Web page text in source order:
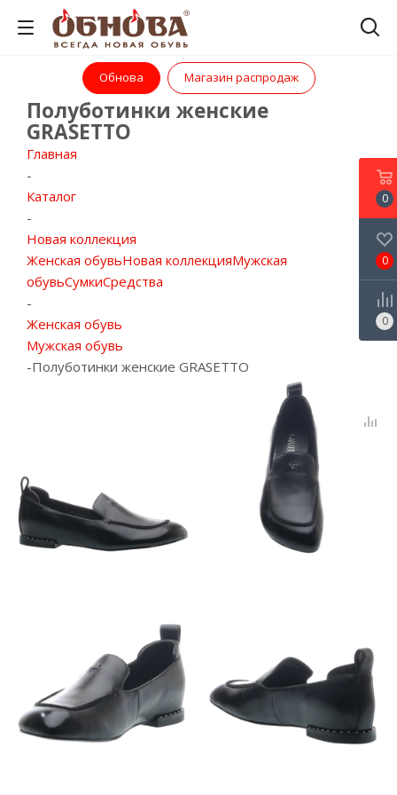
Обнова Магазин распродаж
Полуботинки женские
GRASETTO
Главная
-
Каталог
-
Новая коллекция
Женская обувьНовая коллекцияМужская
обувьСумкиСредства
-
Женская обувь
Мужская обувь
-Полуботинки женские GRASETTO
0
0
0